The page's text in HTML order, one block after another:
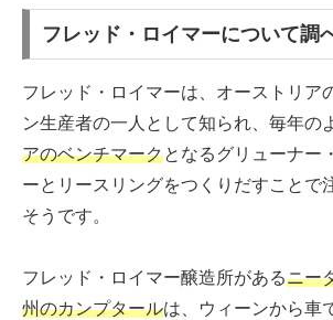
フレッド・ロイマーについて調
フレッド・ロイマーは、オーストリア
ン生産者の一人として知られ、毎年の
アのベンチマークとなるグリューナー
ーとリースリングをつくりだすことで
そうです。
フレッド・ロイマー醸造所があるニー
州のカンプタールは、ウィーンから車